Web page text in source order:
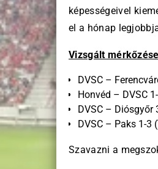
képességeivel
el a hónap
Vizsgált
DVSC –
Honvéd – DVSC
DVSC – Diósgyőr
DVSC – Paks 1-3
Szavazni a